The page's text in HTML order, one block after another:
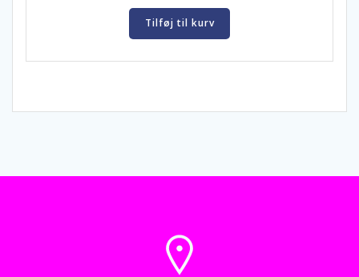
var:
kr. 298,00.
Tilføj til kurv